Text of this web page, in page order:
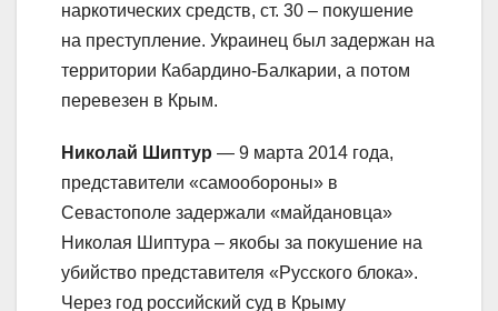
наркотических средств, ст. 30 – покушение
на преступление. Украинец был задержан на
территории Кабардино-Балкарии, а потом
перевезен в Крым.
Николай Шиптур — 9 марта 2014 года,
представители «самообороны» в
Севастополе задержали «майдановца»
Николая Шиптура – якобы за покушение на
убийство представителя «Русского блока».
Через год российский суд в Крыму